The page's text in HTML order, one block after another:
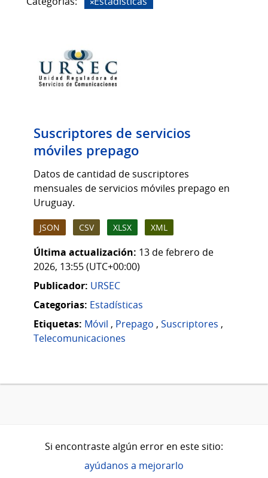
Suscriptores de servicios
móviles prepago
Datos de cantidad de suscriptores
mensuales de servicios móviles prepago en
Uruguay.
JSON CSV XLSX XML
Última actualización: 13 de febrero de
2026, 13:55 (UTC+00:00)
Publicador: URSEC
Categorias: Estadísticas
Etiquetas: Móvil , Prepago , Suscriptores ,
Telecomunicaciones
Si encontraste algún error en este sitio:
ayúdanos a mejorarlo